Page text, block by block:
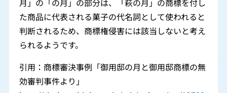
た商品に代表される菓子の代名詞として使われると
判断されるため、商標権侵害には該当しないと考え
られるようです。
引用：商標審決事例「御用邸の月と御用邸商標の無
効審判事件より」